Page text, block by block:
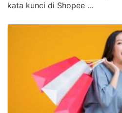
kata kunci di Shopee …